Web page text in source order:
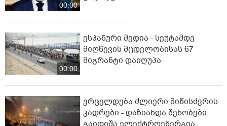
00:00
00:00
ესპანური მედია - სეუტამდე
მიღწევის მცდელობისას 67
მიგრანტი დაიღუპა
ვრცელდება ძლიერი მიწისძვრის
კადრები - დაზიანდა შენობები,